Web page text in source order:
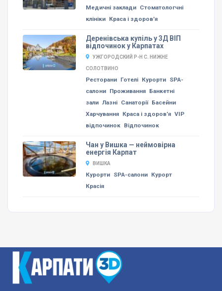
Медичні заклади Стоматологчні
клініки Краса і здоров’я
Деренівська купіль у 3Д ВІП
відпочинок у Карпатах
УЖГОРОДСКИЙ Р-Н С. НИЖНЕ
СОЛОТВИНО
Ресторани Готелі Курорти SPA-
салони Проживання Банкетні
зали Лазні Санаторії Басейни
Харчування Краса і здоров’я VIP
відпочинок Відпочинок
Чан у Вишка — неймовірна
енергія Карпат
ВИШКА
Курорти SPA-салони Курорт
Красія